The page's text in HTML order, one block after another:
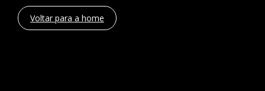
Voltar para a home